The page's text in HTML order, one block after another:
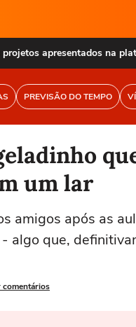
apresentados na
PREVISÃO DO TEMPO
um lar
amigos após as
algo que,
comentários